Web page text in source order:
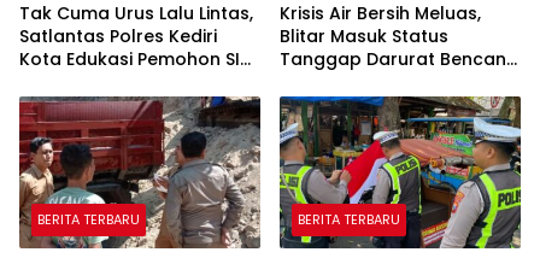
Tak Cuma Urus Lalu Lintas,
Satlantas Polres Kediri
Kota Edukasi Pemohon SIM
Pelatihan AI
Krisis Air Bersih Meluas,
Blitar Masuk Status
Tanggap Darurat Bencana
BERITA TERBARU BERITA TERBARU